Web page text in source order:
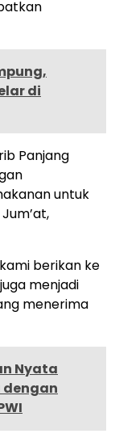
di
Panjang
untuk
berikan ke
menjadi
menerima
Nyata
dengan